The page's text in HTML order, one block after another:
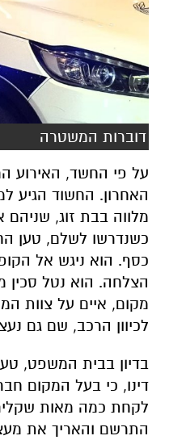
דוברות המשטרה
על פי החשד, האירוע
האחרון. החשוד הגיע
מלווה בבת זוג, שניהם
כשנדרשו לשלם, טען
כסף. הוא ניגש אל
הצלחה. הוא נטל
מקום, איים על צוות
לכיוון הרכב, שם גם
בדיון בבית המשפט,
דינו, כי בעל המקום
לקחת כמה מאות
התרשם והאריך את